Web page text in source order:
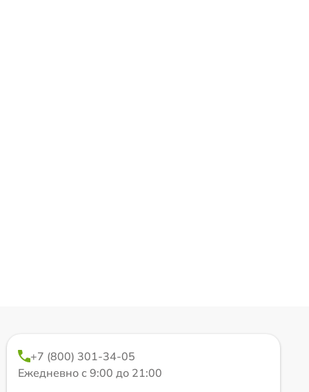
+7 (800) 301-34-05
Ежедневно с 9:00 до 21:00